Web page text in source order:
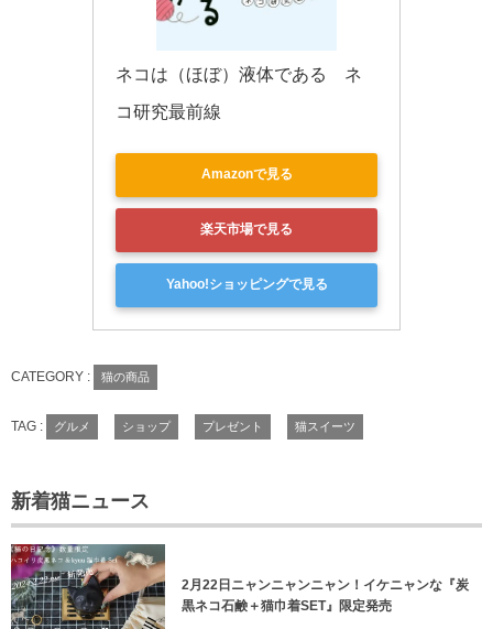
ネコは（ほぼ）液体である　ネ
コ研究最前線
Amazonで見る
楽天市場で見る
Yahoo!ショッピングで見る
CATEGORY : 猫の商品
TAG : グルメ ショップ プレゼント 猫スイーツ
新着猫ニュース
2月22日ニャンニャンニャン！イケニャンな『炭
黒ネコ石鹸＋猫巾着SET』限定発売